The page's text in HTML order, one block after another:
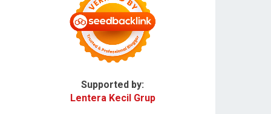
Supported by:
Lentera Kecil Grup